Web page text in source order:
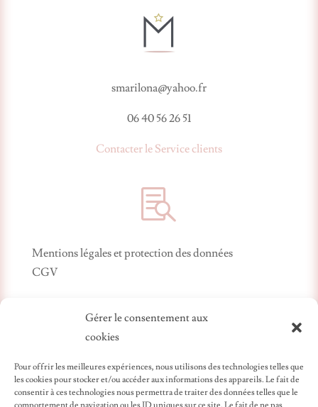
Gérer le consentement aux
cookies
Pour offrir les meilleures expériences, nous utilisons des technologies telles que
les cookies pour stocker et/ou accéder aux informations des appareils. Le fait de
consentir à ces technologies nous permettra de traiter des données telles que le
smarilona@yahoo.fr
06 40 56 26 51
Contacter le Service clients

Mentions légales et protection des données
CGV